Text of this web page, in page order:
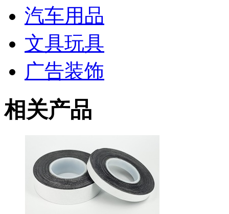
汽车用品
文具玩具
广告装饰
相关产品